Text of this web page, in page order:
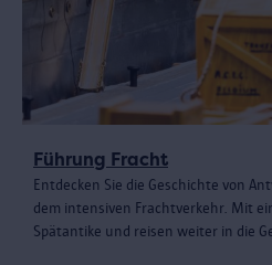
Führung Fracht
Entdecken Sie die Geschichte von
dem intensiven Frachtverkehr. Mit
Spätantike und reisen weiter in die